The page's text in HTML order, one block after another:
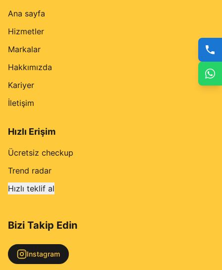
Ana sayfa
Hizmetler
Markalar
Hakkımızda
Kariyer
İletişim
Hızlı Erişim
Ücretsiz checkup
Trend radar
Hızlı teklif al
Bizi Takip Edin
Instagram